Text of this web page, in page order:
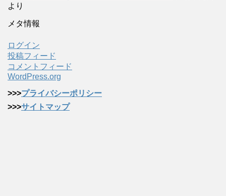
より
メタ情報
ログイン
投稿フィード
コメントフィード
WordPress.org
>>>プライバシーポリシー
>>>サイトマップ